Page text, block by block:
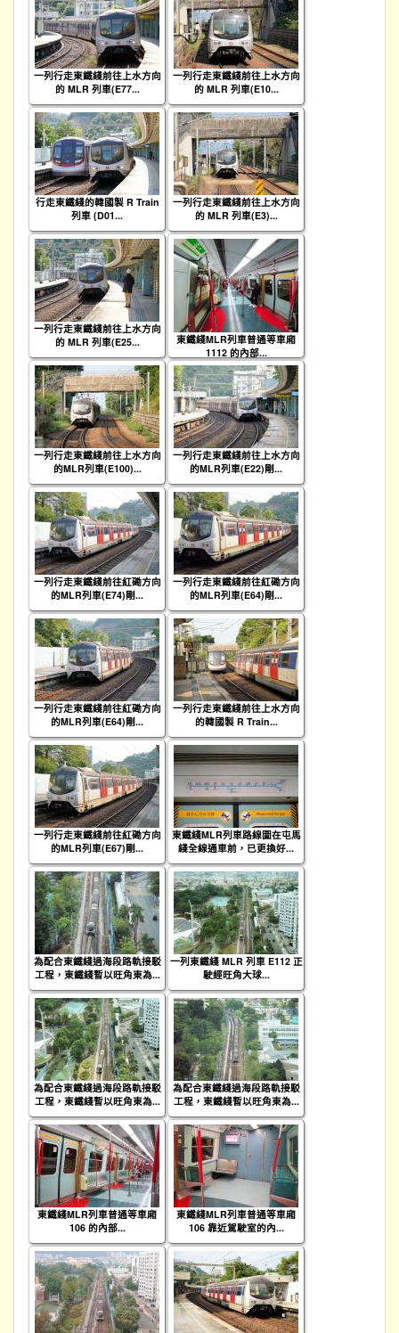
一列行走東鐵綫前往上水方向
的 MLR 列車(E77...
一列行走東鐵綫前往上水方向
的 MLR 列車(E10...
行走東鐵綫的韓國製 R Train
列車 (D01...
一列行走東鐵綫前往上水方向
的 MLR 列車(E3)...
一列行走東鐵綫前往上水方向
的 MLR 列車(E25...
東鐵綫MLR列車普通等車廂
1112 的內部...
一列行走東鐵綫前往上水方向
的MLR列車(E100)...
一列行走東鐵綫前往上水方向
的MLR列車(E22)剛...
一列行走東鐵綫前往紅磡方向
的MLR列車(E74)剛...
一列行走東鐵綫前往紅磡方向
的MLR列車(E64)剛...
一列行走東鐵綫前往紅磡方向
的MLR列車(E64)剛...
一列行走東鐵綫前往上水方向
的韓國製 R Train...
一列行走東鐵綫前往紅磡方向
的MLR列車(E67)剛...
東鐵綫MLR列車路線圖在屯馬
綫全線通車前，已更換好...
為配合東鐵綫過海段路軌接駁
工程，東鐵綫暫以旺角東為...
一列東鐵綫 MLR 列車 E112 正
駛經旺角大球...
為配合東鐵綫過海段路軌接駁
工程，東鐵綫暫以旺角東為...
為配合東鐵綫過海段路軌接駁
工程，東鐵綫暫以旺角東為...
東鐵綫MLR列車普通等車廂
106 的內部...
東鐵綫MLR列車普通等車廂
106 靠近駕駛室的內...